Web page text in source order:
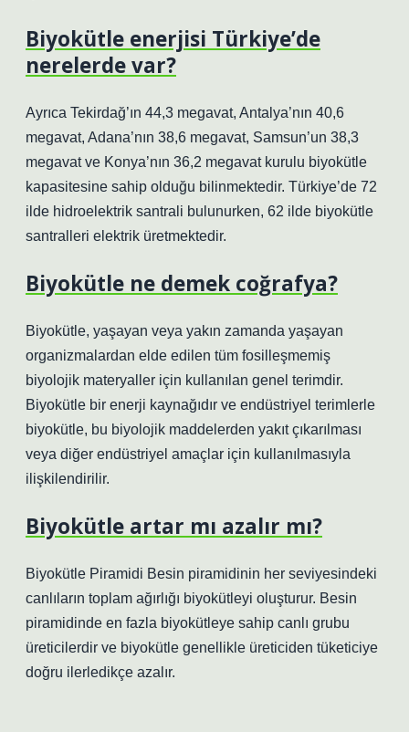
Biyokütle enerjisi Türkiye’de
nerelerde var?
Ayrıca Tekirdağ’ın 44,3 megavat, Antalya’nın 40,6
megavat, Adana’nın 38,6 megavat, Samsun’un 38,3
megavat ve Konya’nın 36,2 megavat kurulu biyokütle
kapasitesine sahip olduğu bilinmektedir. Türkiye’de 72
ilde hidroelektrik santrali bulunurken, 62 ilde biyokütle
santralleri elektrik üretmektedir.
Biyokütle ne demek coğrafya?
Biyokütle, yaşayan veya yakın zamanda yaşayan
organizmalardan elde edilen tüm fosilleşmemiş
biyolojik materyaller için kullanılan genel terimdir.
Biyokütle bir enerji kaynağıdır ve endüstriyel terimlerle
biyokütle, bu biyolojik maddelerden yakıt çıkarılması
veya diğer endüstriyel amaçlar için kullanılmasıyla
ilişkilendirilir.
Biyokütle artar mı azalır mı?
Biyokütle Piramidi Besin piramidinin her seviyesindeki
canlıların toplam ağırlığı biyokütleyi oluşturur. Besin
piramidinde en fazla biyokütleye sahip canlı grubu
üreticilerdir ve biyokütle genellikle üreticiden tüketiciye
doğru ilerledikçe azalır.